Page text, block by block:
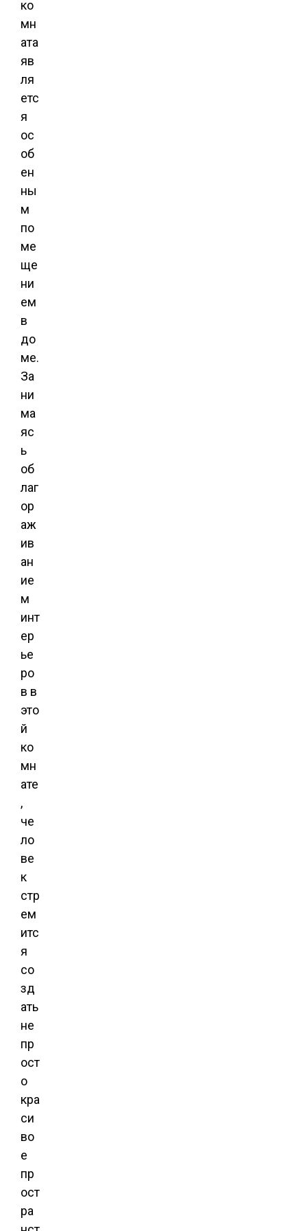
ко
мн
ата
яв
ля
етс
я
ос
об
ен
ны
м
по
ме
ще
ни
ем
в
до
ме.
За
ни
ма
яс
ь
об
лаг
ор
аж
ив
ан
ие
м
инт
ер
ье
ро
в в
это
й
ко
мн
ате
,
че
ло
ве
к
стр
ем
итс
я
со
зд
ать
не
пр
ост
о
кра
си
во
е
пр
ост
ра